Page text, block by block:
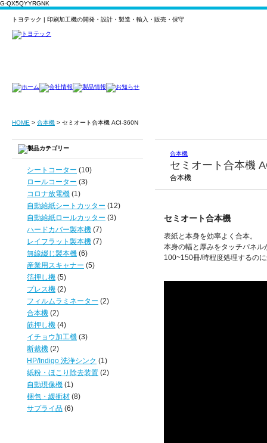
G-QX5QYYRGNK
トヨテック | 印刷加工機の開発・設計・製造・輸入・販売・保守
HOME > 合本機 > セミオート合本機 ACI-360N
合本機
セミオート合本機
合本機
セミオート合本機
表紙と本身を効率よく合本。
本身の幅と厚みをタッチパネル
100~150冊/時程度処理するの
シートコーター (10)
ロールコーター (3)
コロナ放電機 (1)
自動給紙シートカッター (12)
自動給紙ロールカッター (3)
ハードカバー製本機 (7)
レイフラット製本機 (7)
無線綴じ製本機 (6)
産業用スキャナー (5)
箔押し機 (5)
プレス機 (2)
フィルムラミネーター (2)
合本機 (2)
筋押し機 (4)
イチョウ加工機 (3)
断裁機 (2)
HP/Indigo 洗浄シンク (1)
紙粉・ほこり除去装置 (2)
自動現像機 (1)
梱包・緩衝材 (8)
サプライ品 (6)